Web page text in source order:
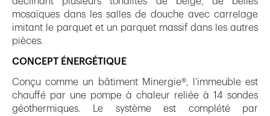
mosaïques dans les salles de douche avec carrelage
imitant le parquet et un parquet massif dans les autres
pièces.
CONCEPT ÉNERGÉTIQUE
Conçu comme un bâtiment Minergie®, l’immeuble est
chauffé par une pompe à chaleur reliée à 14 sondes
géothermiques. Le système est complété par